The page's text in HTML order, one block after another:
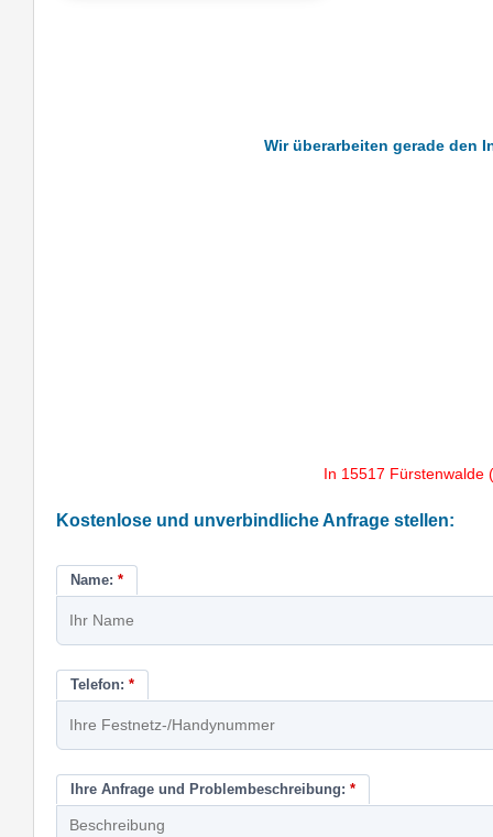
Wir überarbeiten gerade den
In 15517
Kostenlose und unverbindliche Anfrage stellen:
Name: *
Telefon: *
Ihre Anfrage und Problembeschreibung: *